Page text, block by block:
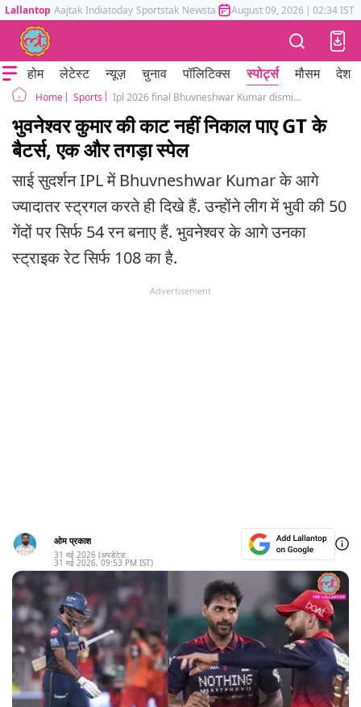
Lallantop Aajtak Indiatoday Sportstak Newstak Mumbai Tak Astrotak
August 09, 2026 | 02:34 IST
होम लेटेस्ट न्यूज़ चुनाव पॉलिटिक्स स्पोर्ट्स मौसम देश
Home Sports Ipl 2026 final Bhuvneshwar Kumar dismissed Sai Sudharsan gt vs rcb match
भुवनेश्वर कुमार की काट नहीं निकाल पाए GT के
बैटर्स, एक और तगड़ा स्पेल
साई सुदर्शन IPL में Bhuvneshwar Kumar के आगे
ज्यादातर स्ट्रगल करते ही दिखे हैं. उन्होंने लीग में भुवी की 50
गेंदों पर सिर्फ 54 रन बनाए हैं. भुवनेश्वर के आगे उनका
स्ट्राइक रेट सिर्फ 108 का है.
Advertisement
ओम प्रकाश
31 मई 2026 (अपडेटेड:
31 मई 2026, 09:53 PM IST)